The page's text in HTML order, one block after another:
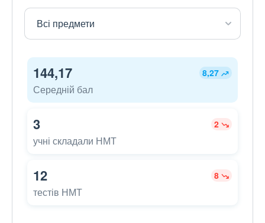
144,17 8,27
Середній бал
3 2
учні складали НМТ
12 8
тестів НМТ